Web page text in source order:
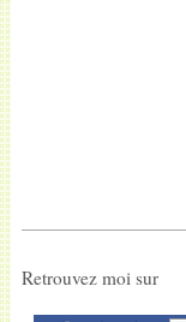
Retrouvez moi sur